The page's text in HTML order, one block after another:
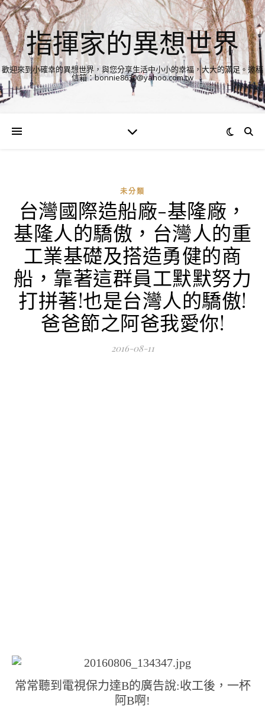
指揮家的異想世界
歡迎來到小確幸的異想世界，與您分享生活中小小的幸福，大大的滿足。邀稿
信箱：bonnie8630@yahoo.com.tw
未分類
台灣國際造船廠-基隆廠，
基隆人的驕傲，台灣人的重
工業基礎及搭造勇健的商
船，靠著這群員工默默努力
打拼著!也是台灣人的驕傲!
爸爸節之阿爸我愛你!
2016-08-11
常常聽到電視保力達B的廣告說:收工後，一杯
阿B啊!